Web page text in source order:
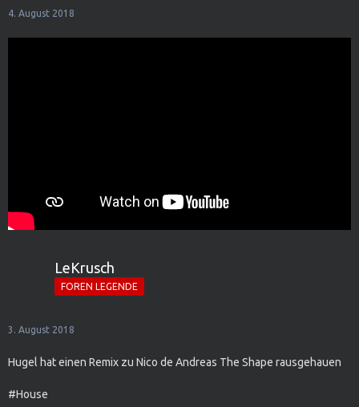
4. August 2018
LeKrusch
FOREN LEGENDE
3. August 2018
Hugel hat einen Remix zu Nico de Andreas The Shape rausgehauen
#House